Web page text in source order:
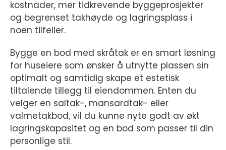
kostnader, mer tidkrevende byggeprosjekter
og begrenset takhøyde og lagringsplass i
noen tilfeller.
Bygge en bod med skråtak er en smart løsning
for huseiere som ønsker å utnytte plassen sin
optimalt og samtidig skape et estetisk
tiltalende tillegg til eiendommen. Enten du
velger en saltak-, mansardtak- eller
valmetakbod, vil du kunne nyte godt av økt
lagringskapasitet og en bod som passer til din
personlige stil.